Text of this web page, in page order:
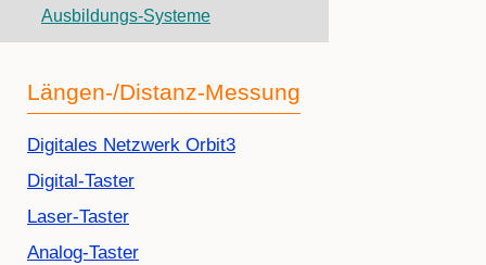
Ausbildungs-Systeme
Längen-/Distanz-Messung
Navigation
überspringen
Digitales Netzwerk Orbit3
Digital-Taster
Laser-Taster
Analog-Taster